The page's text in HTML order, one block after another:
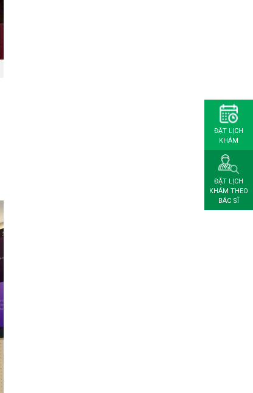
ĐẶT LỊCH
KHÁM
ĐẶT LỊCH
KHÁM THEO
BÁC SĨ